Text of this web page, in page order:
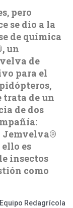
pero
se dio a la
de química
un
de
para el
trata de un
de dos
Jemvelva®
es
insectos
como
Equipo Redagrícola